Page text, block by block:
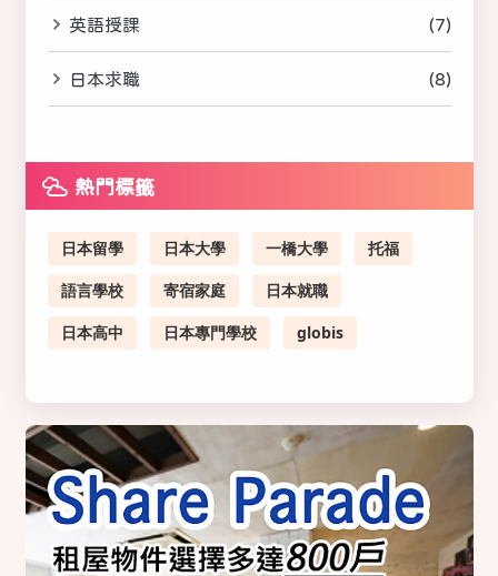
英語授課 (7)
日本求職 (8)
熱門標籤
日本留學 日本大學 一橋大學
托福
語言學校
寄宿家庭
日本就職
日本高中
日本專門學校 globis